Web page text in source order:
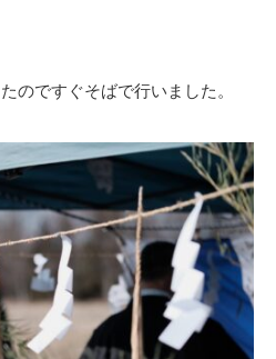
のですぐそばで行いました。